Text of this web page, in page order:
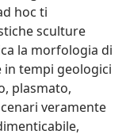
hoc ti
sculture
la morfologia di
in tempi geologici
plasmato,
veramente